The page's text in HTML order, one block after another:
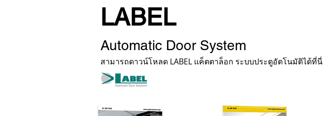
สามารถดาวน์โหลด LABEL แค็ตตาล็อก ระบบประตูอัตโนมัติได้ที่นี่
LABEL
Automatic Door System